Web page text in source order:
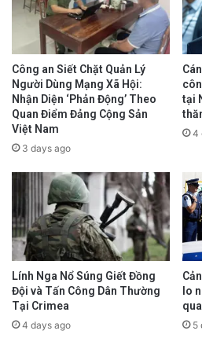
Công an Siết Chặt Quản Lý
Người Dùng Mạng Xã Hội:
Nhận Diện ‘Phản Động’ Theo
Quan Điểm Đảng Cộng Sản
Việt Nam
3 days ago
tại
4
Lính Nga Nổ Súng Giết Đồng
Đội và Tấn Công Dân Thường
Tại Crimea
4 days ago
lo
5